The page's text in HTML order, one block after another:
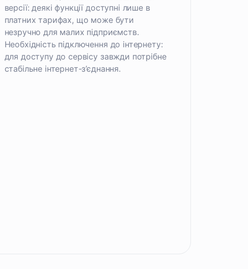
версії: деякі функції доступні лише в
платних тарифах, що може бути
незручно для малих підприємств.
Необхідність підключення до інтернету:
для доступу до сервісу завжди потрібне
стабільне інтернет-з’єднання.